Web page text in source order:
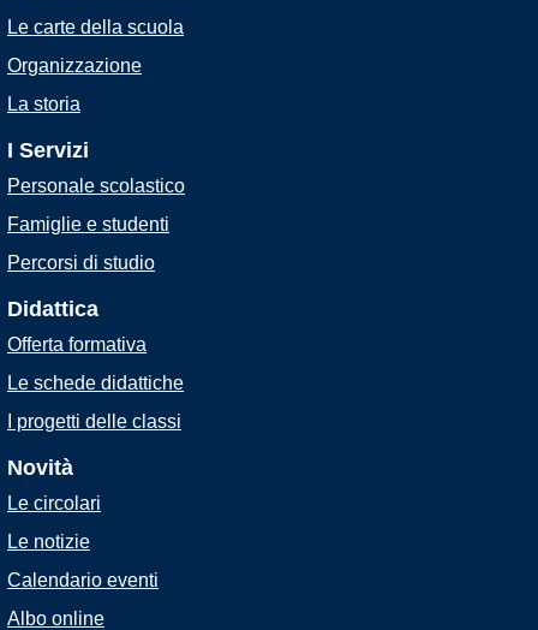
Le carte della scuola
Organizzazione
La storia
I Servizi
Personale scolastico
Famiglie e studenti
Percorsi di studio
Didattica
Offerta formativa
Le schede didattiche
I progetti delle classi
Novità
Le circolari
Le notizie
Calendario eventi
Albo online